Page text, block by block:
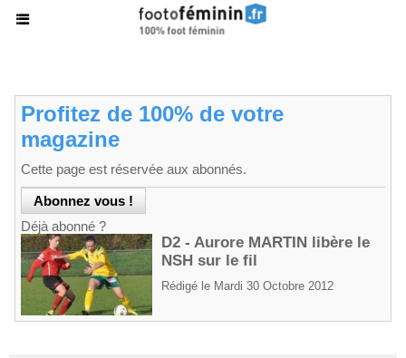
Profitez de 100% de votre
magazine
Cette page est réservée aux abonnés.
Déjà abonné ?
D2 - Aurore MARTIN libère le
NSH sur le fil
Rédigé le Mardi 30 Octobre 2012